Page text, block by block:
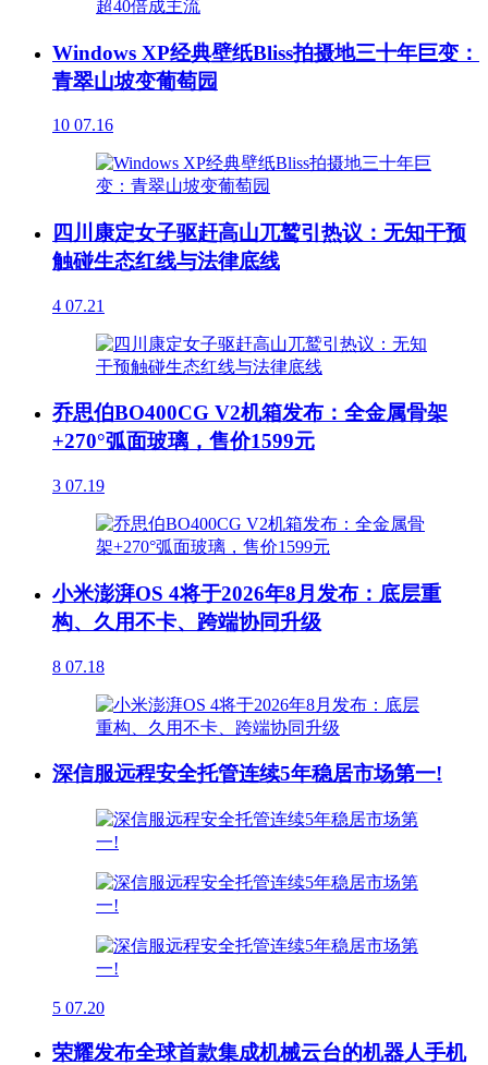
Windows XP经典壁纸Bliss拍摄地三十年巨变：
青翠山坡变葡萄园
10 07.16
四川康定女子驱赶高山兀鹫引热议：无知干预
触碰生态红线与法律底线
4 07.21
乔思伯BO400CG V2机箱发布：全金属骨架
+270°弧面玻璃，售价1599元
3 07.19
小米澎湃OS 4将于2026年8月发布：底层重
构、久用不卡、跨端协同升级
8 07.18
深信服远程安全托管连续5年稳居市场第一!
5 07.20
荣耀发布全球首款集成机械云台的机器人手机